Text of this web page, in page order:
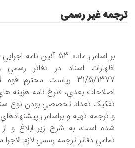
ترجمه غیر رسمی
بر اساس ماده 53 آئين
اظهارات اسناد در دفاتر
31/5/1377 رياست محترم
اصلاحات بعدي، «نرخ نامه هزينه
تفکيک تعداد تخصصي بودن نوع
و ترجمه تهيه و براساس
تمامي دفاتر ترجمه رسمي لازم